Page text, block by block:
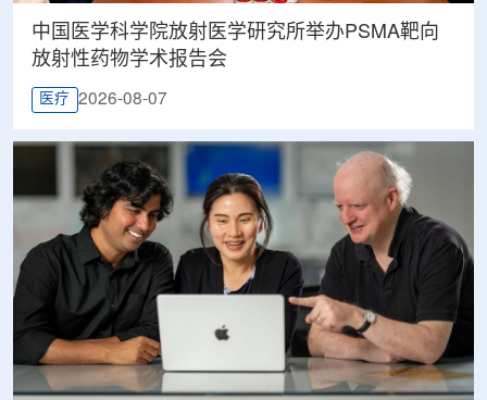
中国医学科学院放射医学研究所举办PSMA靶向
放射性药物学术报告会
医疗 2026-08-07